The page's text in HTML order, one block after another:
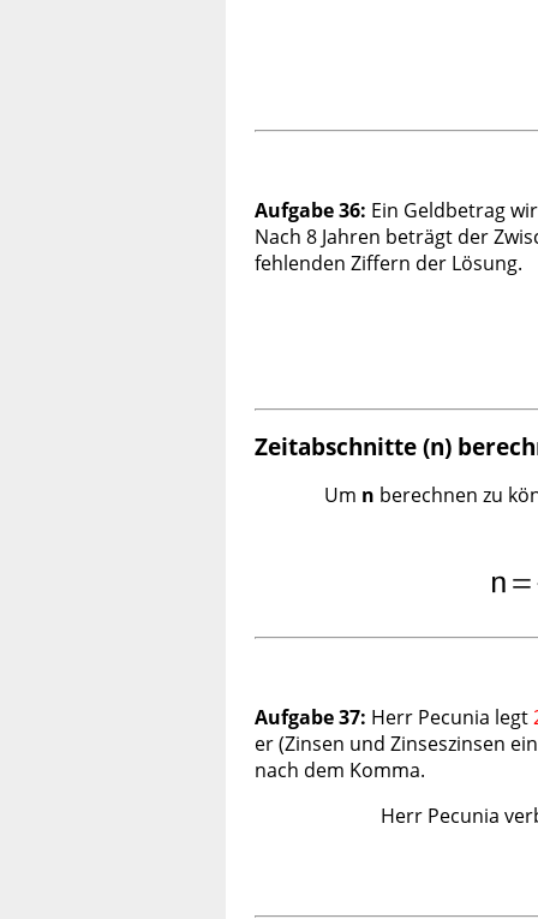
Aufgabe 36: Ein Geldbetrag
Nach 8 Jahren beträgt der
fehlenden Ziffern der Lösung.
Zeitabschnitte (n)
Um n berechnen zu
Aufgabe 37: Herr Pecunia legt
er (Zinsen und Zinseszinsen
nach dem Komma.
Herr Pecunia